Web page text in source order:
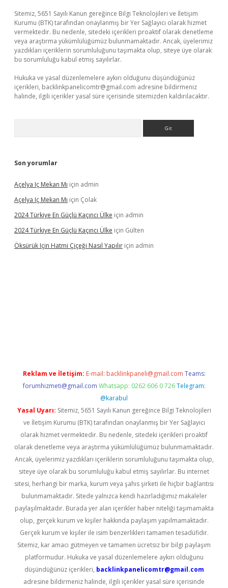
Sitemiz, 5651 Sayılı Kanun gereğince Bilgi Teknolojileri ve İletişim
Kurumu (BTK) tarafından onaylanmış bir Yer Sağlayıcı olarak hizmet
vermektedir. Bu nedenle, sitedeki içerikleri proaktif olarak denetleme
veya araştırma yükümlülüğümüz bulunmamaktadır. Ancak, üyelerimiz
yazdıkları içeriklerin sorumluluğunu taşımakta olup, siteye üye olarak
bu sorumluluğu kabul etmiş sayılırlar.
Hukuka ve yasal düzenlemelere aykırı olduğunu düşündüğünüz
içerikleri, backlinkpanelicomtr@gmail.com adresine bildirmeniz
halinde, ilgili içerikler yasal süre içerisinde sitemizden kaldırılacaktır.
Son yorumlar
Açelya Iç Mekan Mı için admin
Açelya Iç Mekan Mı için Çolak
2024 Türkiye En Güçlü Kaçıncı Ülke için admin
2024 Türkiye En Güçlü Kaçıncı Ülke için Gülten
Öksürük Için Hatmi Çiçeği Nasıl Yapılır için admin
Reklam ve İletişim: E-mail: backlinkpaneli@gmail.com Teams:
forumhizmeti@gmail.com Whatsapp: 0262 606 0 726 Telegram:
@karabul
Yasal Uyarı: Sitemiz, 5651 Sayılı Kanun gereğince Bilgi Teknolojileri
ve İletişim Kurumu (BTK) tarafından onaylanmış bir Yer Sağlayıcı
olarak hizmet vermektedir. Bu nedenle, sitedeki içerikleri proaktif
olarak denetleme veya araştırma yükümlülüğümüz bulunmamaktadır.
Ancak, üyelerimiz yazdıkları içeriklerin sorumluluğunu taşımakta olup,
siteye üye olarak bu sorumluluğu kabul etmiş sayılırlar. Bu internet
sitesi, herhangi bir marka, kurum veya şahıs şirketi ile hiçbir bağlantısı
bulunmamaktadır. Sitede yalnızca kendi hazırladığımız makaleler
paylaşılmaktadır. Burada yer alan içerikler haber niteliği taşımamakta
olup, gerçek kurum ve kişiler hakkında paylaşım yapılmamaktadır.
Gerçek kurum ve kişiler ile isim benzerlikleri tamamen tesadüfidir.
Sitemiz, kar amacı gütmeyen ve tamamen ücretsiz bir bilgi paylaşım
platformudur. Hukuka ve yasal düzenlemelere aykırı olduğunu
düşündüğünüz içerikleri, backlinkpanelicomtr@gmail.com
adresine bildirmeniz halinde, ilgili içerikler yasal süre içerisinde